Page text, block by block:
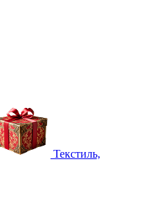
Текстиль,